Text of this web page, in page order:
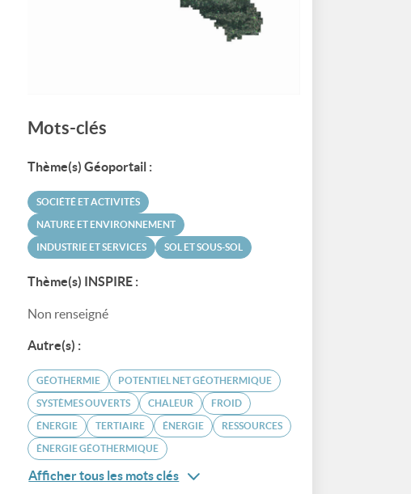
Mots-clés
Thème(s) Géoportail :
SOCIÉTÉ ET ACTIVITÉS
NATURE ET ENVIRONNEMENT
INDUSTRIE ET SERVICES SOL ET SOUS-SOL
Thème(s) INSPIRE :
Non renseigné
Autre(s) :
GÉOTHERMIE POTENTIEL NET GÉOTHERMIQUE
SYSTÈMES OUVERTS CHALEUR FROID
ÉNERGIE TERTIAIRE ÉNERGIE RESSOURCES
ÉNERGIE GÉOTHERMIQUE
Afficher tous les mots clés